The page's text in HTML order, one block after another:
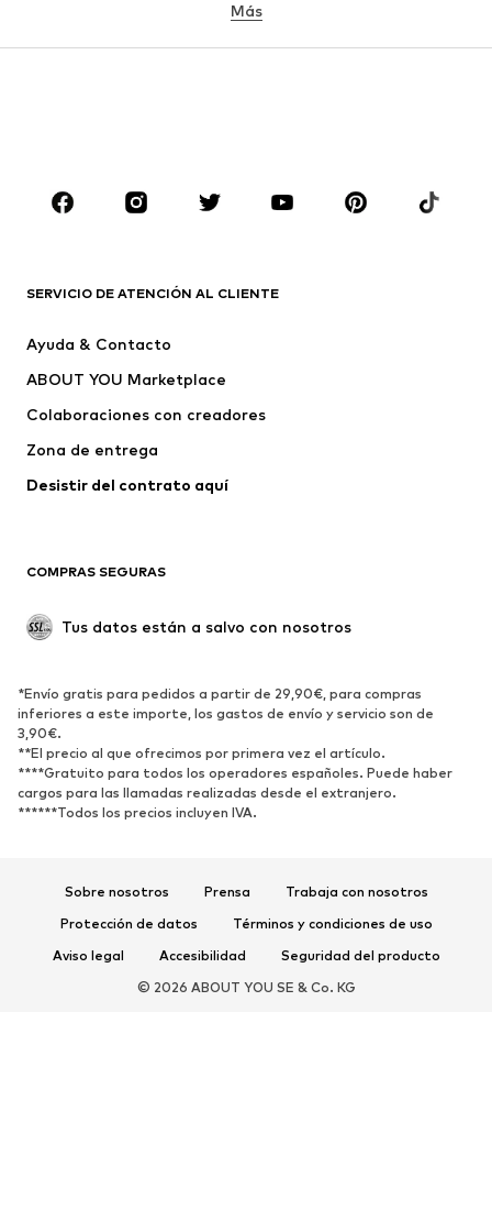
MARCAS
PUMA
ADIDAS SPORTSWEAR
COLOR KIDS
Más
SERVICIO DE ATENCIÓN AL CLIENTE
Ayuda & Contacto
ABOUT YOU Marketplace
Colaboraciones con creadores
Zona de entrega
Desistir del contrato aquí
COMPRAS SEGURAS
Tus datos están a salvo con nosotros
*Envío gratis para pedidos a partir de 29,90€, para compras
inferiores a este importe, los gastos de envío y servicio son de
3,90€.
**El precio al que ofrecimos por primera vez el artículo.
****Gratuito para todos los operadores españoles. Puede haber
cargos para las llamadas realizadas desde el extranjero.
******Todos los precios incluyen IVA.
Sobre nosotros Prensa
Trabaja con nosotros
Protección de datos
Términos y condiciones de uso
Aviso legal
Accesibilidad
Seguridad del producto
© 2026 ABOUT YOU SE & Co. KG